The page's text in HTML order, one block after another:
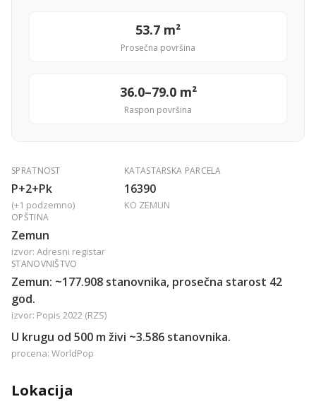
53.7 m²
Prosečna površina
36.0–79.0 m²
Raspon površina
SPRATNOST
P+2+Pk
(+1 podzemno)
KATASTARSKA PARCELA
16390
KO ZEMUN
OPŠTINA
Zemun
izvor: Adresni registar
STANOVNIŠTVO
Zemun: ~177.908 stanovnika, prosečna starost 42
god.
izvor: Popis 2022 (RZS)
U krugu od 500 m živi ~3.586 stanovnika.
procena: WorldPop
Lokacija